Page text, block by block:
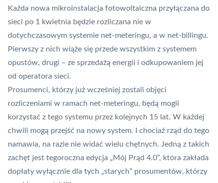
Każda nowa mikroinstalacja fotowoltaiczna przyłączana do
sieci po 1 kwietnia będzie rozliczana nie w
dotychczasowym systemie net-meteringu, a w net-billingu.
Pierwszy z nich wiąże się przede wszystkim z systemem
opustów, drugi – ze sprzedażą energii i odkupowaniem jej
od operatora sieci.
Prosumenci, którzy już wcześniej zostali objęci
rozliczeniami w ramach net-meteringu, będą mogli
korzystać z tego systemu przez kolejnych 15 lat. W każdej
chwili mogą przejść na nowy system. I chociaż rząd do tego
namawia, na razie nie widać wielu chętnych. Jedną z takich
zachęt jest tegoroczna edycja „Mój Prąd 4.0”, która zakłada
dopłaty wyłącznie dla tych „starych” prosumentów, którzy